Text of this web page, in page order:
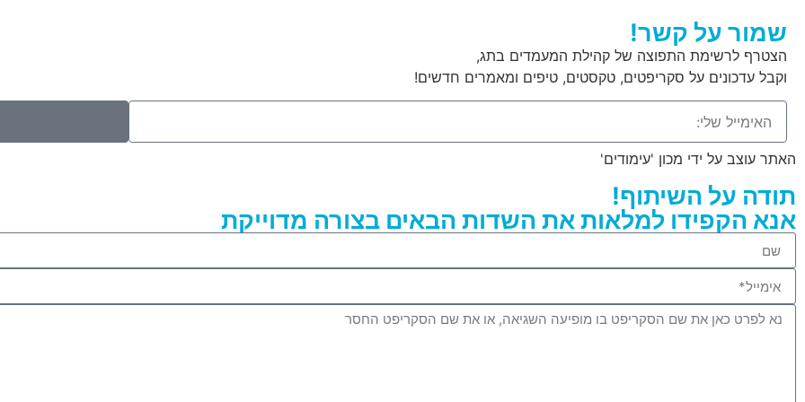
שמור על קשר!
הצטרף לרשימת התפוצה של קהילת המעמדים בתג,
וקבל עדכונים על סקריפטים, טקסטים, טיפים ומאמרים חדשים!
האתר עוצב על ידי מכון 'עימודים'
תודה על השיתוף!
אנא הקפידו למלאות את השדות הבאים בצורה מדוייקת